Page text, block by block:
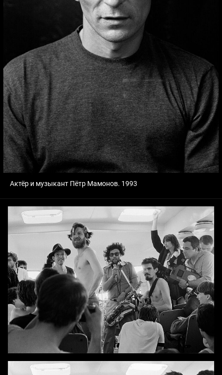
Актёр и музыкант Пётр Мамонов. 1993